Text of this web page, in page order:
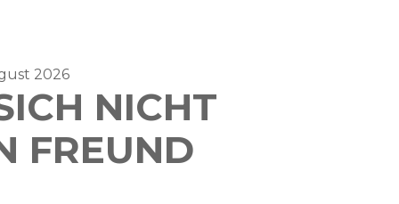
2026
NICHT
FREUND